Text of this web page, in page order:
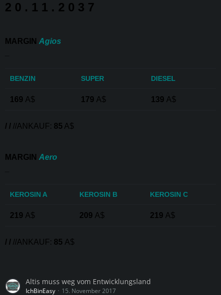
2 0 . 1 1 . 2 0 3 7
MARGIN Agios
BENZIN SUPER DIESEL
169 A$ 179 A$ 139 A$
/ / //ANKAUF: 85 A$
MARGIN Aero
KEROSIN A KEROSIN B KEROSIN C
219 A$ 209 A$ 219 A$
/ / //ANKAUF: 85 A$
Altis muss weg vom Entwicklungsland
IchBinEasy 15. November 2017